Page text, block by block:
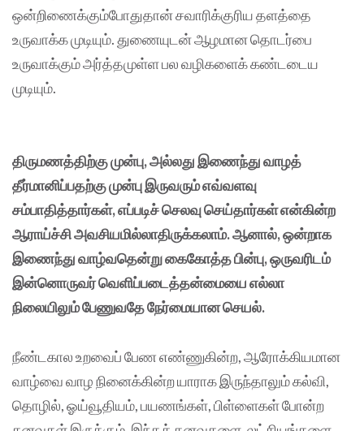
ஒன்றிணைக்கும்போதுதான் சவாரிக்குரிய தளத்தை
உருவாக்க முடியும். துணையுடன் ஆழமான தொடர்பை
உருவாக்கும் அர்த்தமுள்ள பல வழிகளைக் கண்டடைய
முடியும்.
திருமணத்திற்கு முன்பு, அல்லது இணைந்து வாழத்
தீர்மானிப்பதற்கு முன்பு இருவரும் எவ்வளவு
சம்பாதித்தார்கள், எப்படிச் செலவு செய்தார்கள் என்கின்ற
ஆராய்ச்சி அவசியமில்லாதிருக்கலாம். ஆனால், ஒன்றாக
இணைந்து வாழ்வதென்று கைகோத்த பின்பு, ஒருவரிடம்
இன்னொருவர் வெளிப்படைத்தன்மையை எல்லா
நிலையிலும் பேணுவதே நேர்மையான செயல்.
நீண்டகால உறவைப் பேண எண்ணுகின்ற, ஆரோக்கியமான
வாழ்வை வாழ நினைக்கின்ற யாராக இருந்தாலும் கல்வி,
தொழில், ஓய்வூதியம், பயணங்கள், பிள்ளைகள் போன்ற